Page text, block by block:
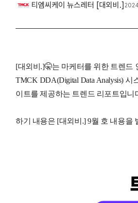
티엠씨케이 뉴스레터 [대외비.]
[대외비 .]🤫는 마케터를 위한 트렌드
TMCK DDA(Digital Data Analysis)시
이트를 제공하는 트렌드 리포트입니
하기 내용은 [대외비 .] 9월 호 내용을